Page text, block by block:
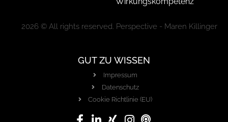
2026 © All rights reserved. Perspective - Maren Killinger
GUT ZU WISSEN
Impressum
Datenschutz
Cookie Richtlinie (EU)